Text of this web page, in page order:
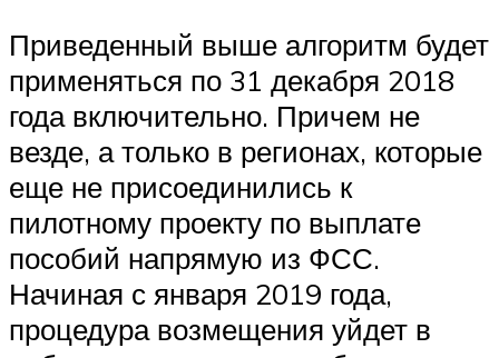
Приведенный выше алгоритм будет
применяться по 31 декабря 2018
года включительно. Причем не
везде, а только в регионах, которые
еще не присоединились к
пилотному проекту по выплате
пособий напрямую из ФСС.
Начиная с января 2019 года,
процедура возмещения уйдет в